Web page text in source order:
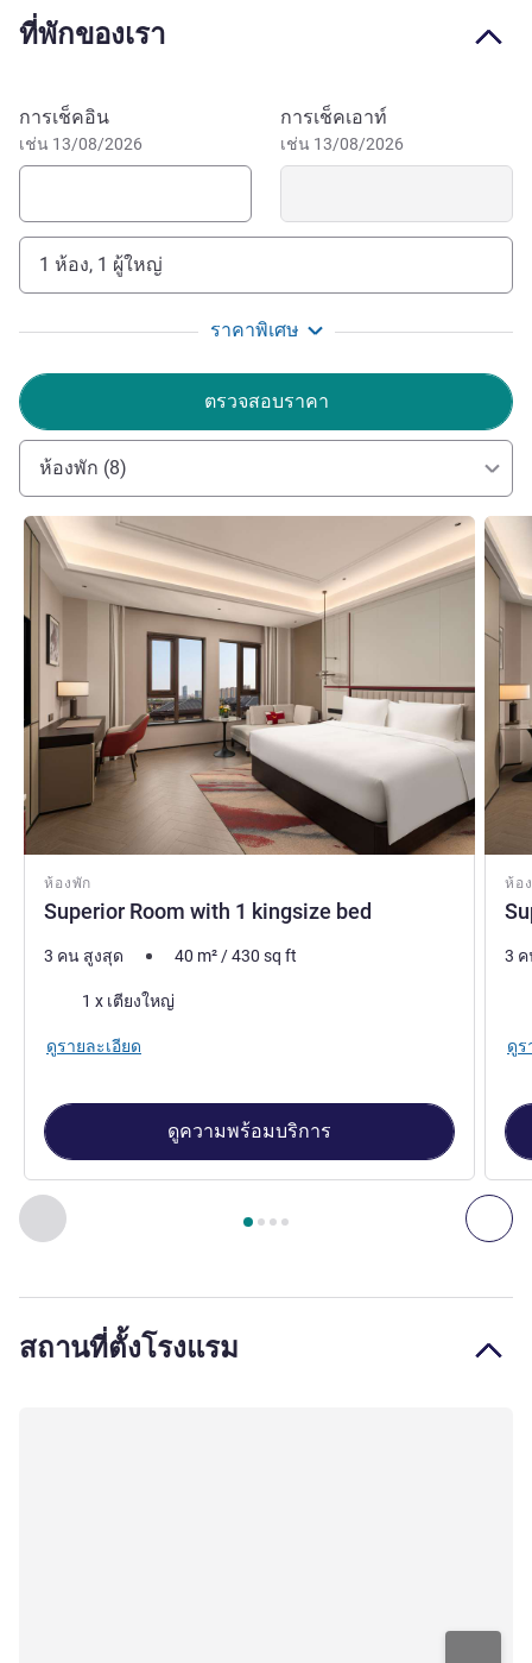
depth of Eastern hosting traditions. Here, every moment of
ที่พักของเรา
จองโรงแรมนี้
การเช็คอิน
เช่น 13/08/2026
การเช็คเอาท์
เช่น 13/08/2026
1 ห้อง, 1 ผู้ใหญ่
ราคาพิเศษ
ตรวจสอบราคา
ห้องพัก (8)
ก่อนหน้า - ห้องพัก ถั
หน้า1 , ห้องพัก 1 : Superior Room with 1 kingsize bed
ห้องพัก
Superior Room with 1 kingsize bed
ดูรายละเอียด
3 คน สูงสุด 40 m²/430 sq ft
เครื่องนอน
1 x เตียงใหญ่
ดูรายละเอียด
ดูความพร้อมบริการ
ห้อ
ดูราย
3
ดูร
สถานที่ตั้งโรงแรม